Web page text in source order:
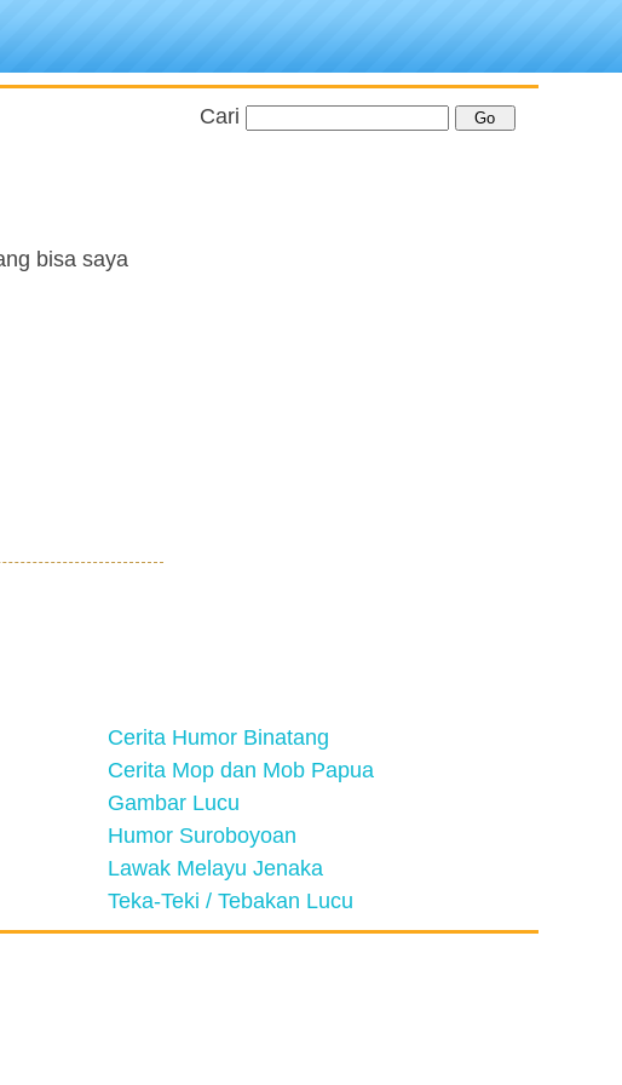
bisa saya
Cari
Cerita Humor Binatang
Cerita Mop dan Mob Papua
Gambar Lucu
Humor Suroboyoan
Lawak Melayu Jenaka
Teka-Teki / Tebakan Lucu